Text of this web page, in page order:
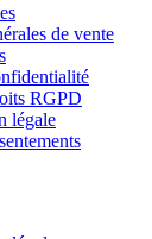
de vente
RGPD
légale